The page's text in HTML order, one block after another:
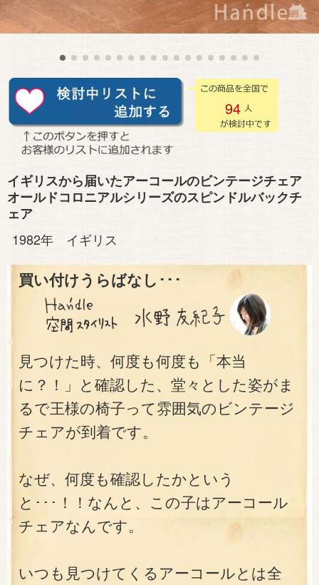
94
イギリスから届いたアーコールのビンテージチェア
オールドコロニアルシリーズのスピンドルバックチ
ェア
1982年 イギリス
買い付けうらばなし･･･
見つけた時、何度も何度も「本当
に？！」と確認した、堂々とした姿がま
るで王様の椅子って雰囲気のビンテージ
チェアが到着です。
なぜ、何度も確認したかという
と･･･！！なんと、この子はアーコール
チェアなんです。
いつも見つけてくるアーコールとは全